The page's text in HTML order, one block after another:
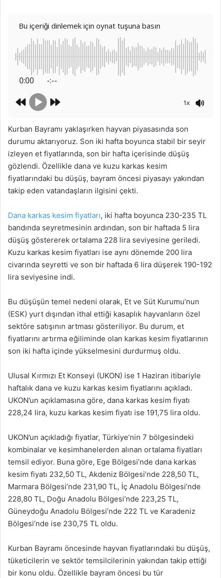
Bu içeriği dinlemek için oynat tuşuna basın
0:00 -:--
1x
Kurban Bayramı yaklaşırken hayvan piyasasında son
durumu aktarıyoruz. Son iki hafta boyunca stabil bir seyir
izleyen et fiyatlarında, son bir hafta içerisinde düşüş
gözlendi. Özellikle dana ve kuzu karkas kesim
fiyatlarındaki bu düşüş, bayram öncesi piyasayı yakından
takip eden vatandaşların ilgisini çekti.
Dana karkas kesim fiyatları, iki hafta boyunca 230-235 TL
bandında seyretmesinin ardından, son bir haftada 5 lira
düşüş göstererek ortalama 228 lira seviyesine geriledi.
Kuzu karkas kesim fiyatları ise aynı dönemde 200 lira
civarında seyretti ve son bir haftada 6 lira düşerek 190-192
lira seviyesine indi.
Bu düşüşün temel nedeni olarak, Et ve Süt Kurumu’nun
(ESK) yurt dışından ithal ettiği kasaplık hayvanların özel
sektöre satışının artması gösteriliyor. Bu durum, et
fiyatlarını artırma eğiliminde olan karkas kesim fiyatlarının
son iki hafta içinde yükselmesini durdurmuş oldu.
Ulusal Kırmızı Et Konseyi (UKON) ise 1 Haziran itibariyle
haftalık dana ve kuzu karkas kesim fiyatlarını açıkladı.
UKON’un açıklamasına göre, dana karkas kesim fiyatı
228,24 lira, kuzu karkas kesim fiyatı ise 191,75 lira oldu.
UKON’un açıkladığı fiyatlar, Türkiye’nin 7 bölgesindeki
kombinalar ve kesimhanelerden alınan ortalama fiyatları
temsil ediyor. Buna göre, Ege Bölgesi’nde dana karkas
kesim fiyatı 232,50 TL, Akdeniz Bölgesi’nde 228,50 TL,
Marmara Bölgesi’nde 231,90 TL, İç Anadolu Bölgesi’nde
228,80 TL, Doğu Anadolu Bölgesi’nde 223,25 TL,
Güneydoğu Anadolu Bölgesi’nde 222 TL ve Karadeniz
Bölgesi’nde ise 230,75 TL oldu.
Kurban Bayramı öncesinde hayvan fiyatlarındaki bu düşüş,
tüketicilerin ve sektör temsilcilerinin yakından takip ettiği
bir konu oldu. Özellikle bayram öncesi bu tür